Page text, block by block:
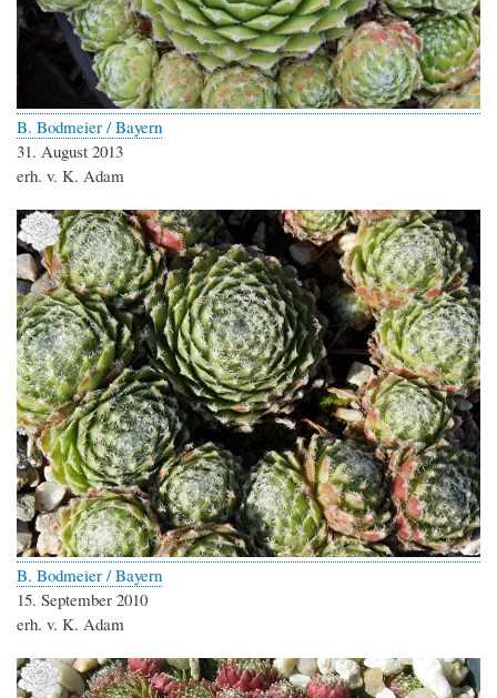
B. Bodmeier / Bayern
31. August 2013
erh. v. K. Adam
B. Bodmeier / Bayern
15. September 2010
erh. v. K. Adam